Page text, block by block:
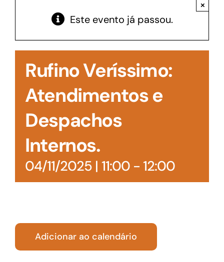
Acesso à Informação
Este evento já passou.
×
Rufino Veríssimo:
Atendimentos e
Despachos
Internos.
04/11/2025 | 11:00- 12:00
Adicionar ao calendário